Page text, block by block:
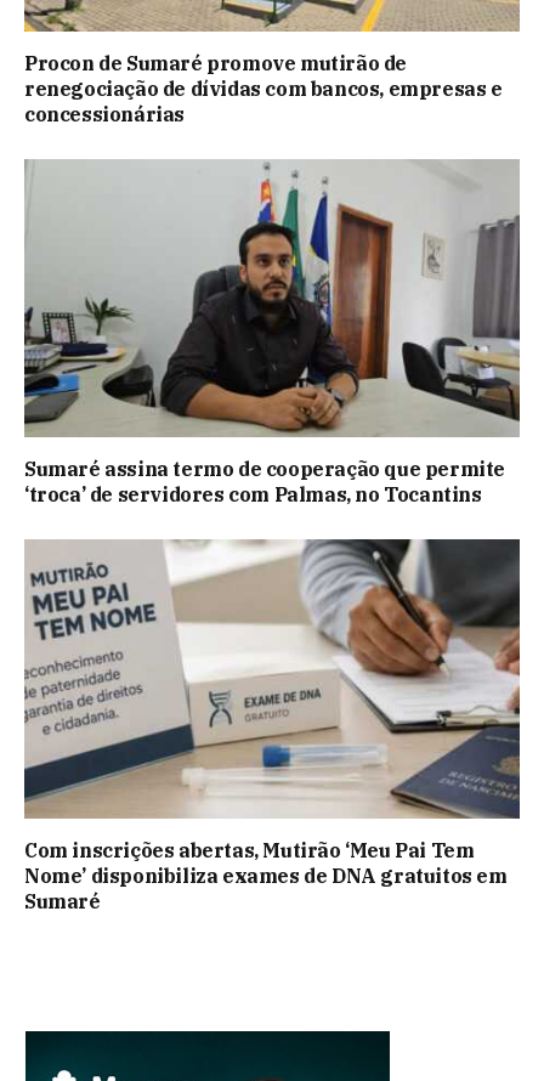
Procon de Sumaré promove mutirão de
renegociação de dívidas com bancos, empresas e
concessionárias
Sumaré assina termo de cooperação que permite
‘troca’ de servidores com Palmas, no Tocantins
Com inscrições abertas, Mutirão ‘Meu Pai Tem
Nome’ disponibiliza exames de DNA gratuitos em
Sumaré